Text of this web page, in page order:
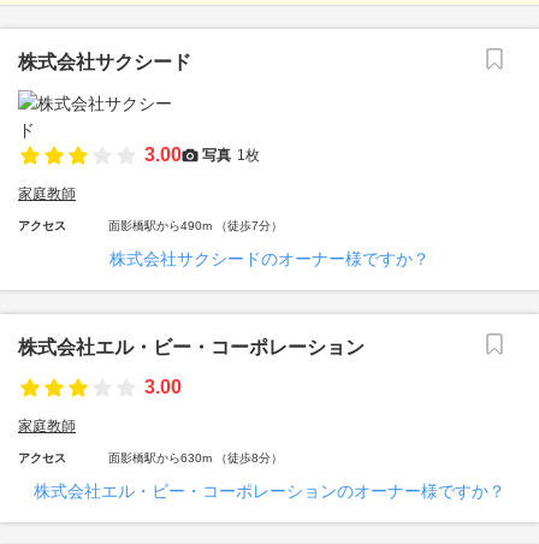
株式会社サクシード
3.00 写真 1枚
家庭教師
アクセス 面影橋駅から490m （徒歩7分）
株式会社サクシードのオーナー様ですか？
株式会社エル・ビー・コーポレーション
3.00
家庭教師
アクセス 面影橋駅から630m （徒歩8分）
株式会社エル・ビー・コーポレーションのオーナー様ですか？